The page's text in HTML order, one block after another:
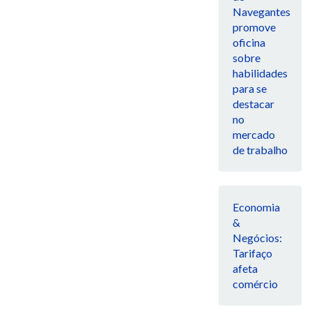
Navegantes
promove
oficina
sobre
habilidades
para se
destacar
no
mercado
de trabalho
Economia
&
Negócios:
Tarifaço
afeta
comércio